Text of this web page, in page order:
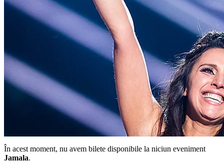
În acest moment, nu avem bilete disponibile la niciun eveniment
Jamala.